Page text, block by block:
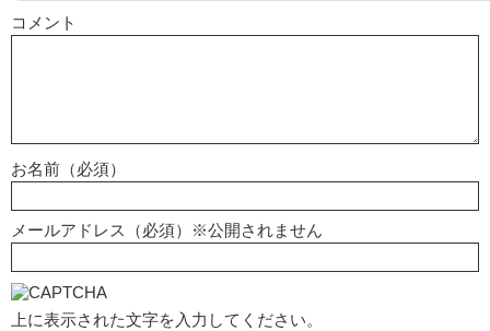
コメント
お名前（必須）
メールアドレス（必須）※公開されません
上に表示された文字を入力してください。